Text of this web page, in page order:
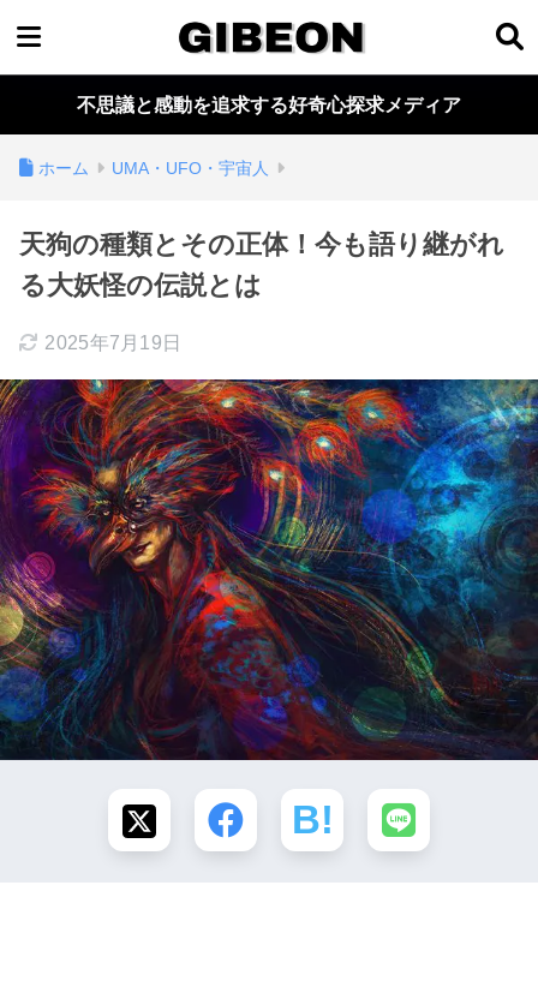
不思議と感動を追求する好奇心探求メディア
ホーム UMA・UFO・宇宙人
天狗の種類とその正体！今も語り継がれ
る大妖怪の伝説とは
2025年7月19日